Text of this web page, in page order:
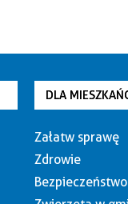
DLA
Załatw sprawę
Zdrowie
Bezpieczeństwo